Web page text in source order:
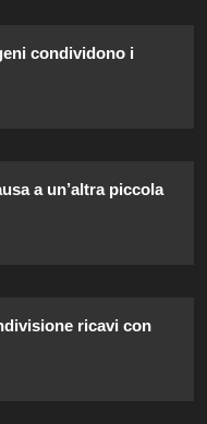
condividono i
a un’altra piccola
ricavi con